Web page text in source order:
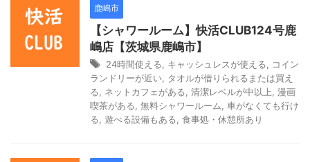
鹿嶋市
【シャワールーム】快活CLUB124号鹿
嶋店【茨城県鹿嶋市】
24時間使える, キャッシュレスが使える, コイン
ランドリーが近い, タオルが借りられるまたは買え
る, ネットカフェがある, 清潔レベルが中以上, 漫画
喫茶がある, 無料シャワールーム, 車がなくても行け
る, 遊べる設備もある, 食事処・休憩所あり